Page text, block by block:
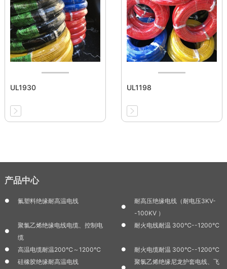
UL1930 UL1198
产品中心
氟塑料绝缘耐高温电线
耐高压绝缘电线（耐电压3KV-
-100KV ）
聚氯乙烯绝缘电线电缆、控制电
缆
耐火电线耐温 300℃--1200℃
高温电缆耐温200℃～1200℃
耐火电缆耐温 300℃--1200℃
硅橡胶绝缘耐高温电线
聚氯乙烯绝缘尼龙护套电线、飞